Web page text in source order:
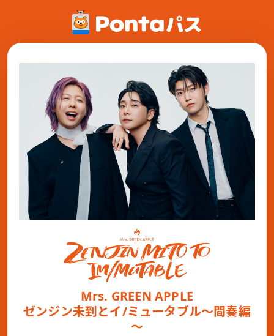
Mrs. GREEN APPLE
ゼンジン未到とイ/ミュータブル～間奏編
～